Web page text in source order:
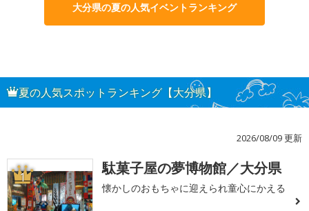
大分県の夏の人気イベントランキング
夏の人気スポットランキング【大分県】
2026/08/09 更新
1 駄菓子屋の夢博物館／大分県
懐かしのおもちゃに迎えられ童心にかえる